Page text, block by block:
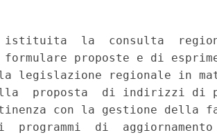
istituita  la  consulta
formulare proposte e di
legislazione regionale in
proposta  di indirizzi di
con la gestione della
programmi  di